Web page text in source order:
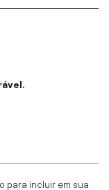
para incluir em sua